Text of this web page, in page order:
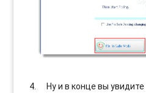
Ну и в конце вы